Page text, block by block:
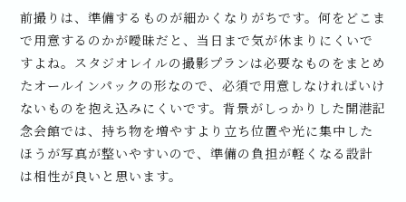
前撮りは、準備するものが細かくなりがちです。何をどこま
で用意するのかが曖昧だと、当日まで気が休まりにくいで
すよね。スタジオレイルの撮影プランは必要なものをまとめ
たオールインパックの形なので、必須で用意しなければいけ
ないものを抱え込みにくいです。背景がしっかりした開港記
念会館では、持ち物を増やすより立ち位置や光に集中した
ほうが写真が整いやすいので、準備の負担が軽くなる設計
は相性が良いと思います。